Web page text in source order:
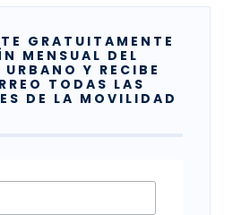
GRATUITAMENTE
MENSUAL DEL
Y RECIBE
TODAS LAS
DE LA MOVILIDAD